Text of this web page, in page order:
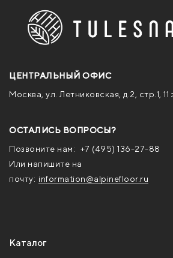
ЦЕНТРАЛЬНЫЙ ОФИС
Москва, ул. Летниковская, д.2, стр.1, 11
ОСТАЛИСЬ ВОПРОСЫ?
Позвоните нам:
+7 (495) 136-27-88
Или напишите на
почту: information@alpinefloor.ru
Каталог